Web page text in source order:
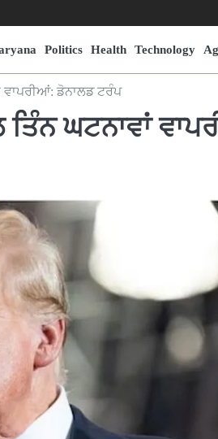
Politics Health Technology
ਵਾਪਰੀਆਂ: ਡੋਨਾਲਡ ਟਰੰਪ
ਘਟਨਾਵਾਂ